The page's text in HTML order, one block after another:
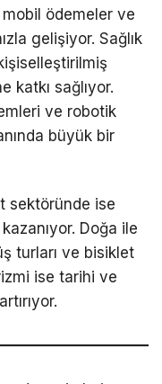
ödemeler ve
gelişiyor. Sağlık
katkı sağlıyor.
ve robotik
büyük bir
sektöründe ise
Doğa ile
turları ve bisiklet
ise tarihi ve